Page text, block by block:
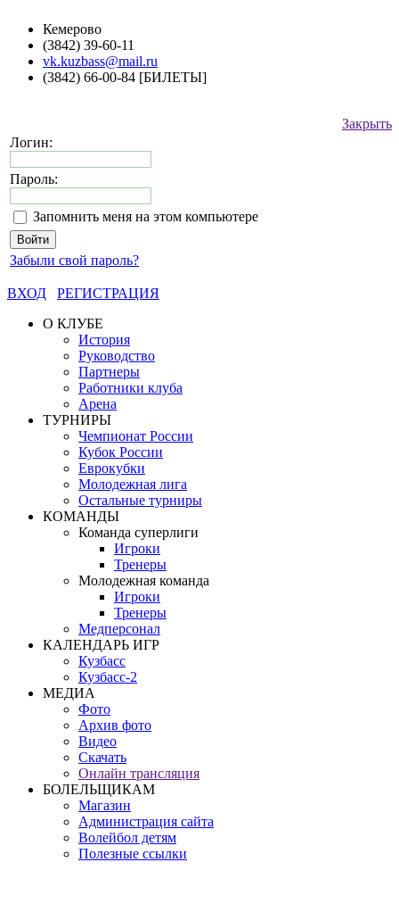
Кемерово
(3842) 39-60-11
vk.kuzbass@mail.ru
(3842) 66-00-84 [БИЛЕТЫ]
Закрыть
Логин:
Пароль:
Запомнить меня на этом компьютере
Забыли свой пароль?
ВХОД
РЕГИСТРАЦИЯ
О КЛУБЕ
История
Руководство
Партнеры
Работники клуба
Арена
ТУРНИРЫ
Чемпионат России
Кубок России
Еврокубки
Молодежная лига
Остальные турниры
КОМАНДЫ
Команда суперлиги
Игроки
Тренеры
Молодежная команда
Игроки
Тренеры
Медперсонал
КАЛЕНДАРЬ ИГР
Кузбасс
Кузбасс-2
МЕДИА
Фото
Архив фото
Видео
Скачать
Онлайн трансляция
БОЛЕЛЬЩИКАМ
Магазин
Администрация сайта
Волейбол детям
Полезные ссылки